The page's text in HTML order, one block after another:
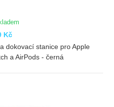
Kč
dokovací stanice pro Apple
a AirPods - černá